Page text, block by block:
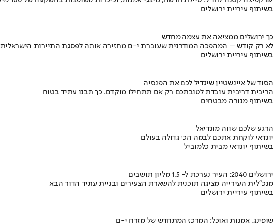
בשיתוף עיריית ירושלים
כך ירושלים ממציאה את עצמה מחדש
לא רק קודש – המהפכה המודרנית שעוברת י-ם מחזירה אותה לפסגת התיירות הישראלית
בשיתוף עיריית ירושלים
הסוד של איינשטיין שיגדיל לכם את הפנסיה
הריבית דריבית עובדת לטובתכם רק אם תתחילו מוקדם. כך תבנו עתיד בטוח
בשיתוף מנורה מבטחים
הרגע שלכם שווה מונדיאל
יונדאי לוקחת אתכם לבמה הכי גדולה בעולם
בשיתוף יונדאי מבית כלמוביל
ירושלים 2040: העיר נערכת ל- 1.5 מליון תושבים
מנכ"לית העירייה מציגה תוכנית להשארת הצעירים ובניית עתיד הדור הבא
בשיתוף עיריית ירושלים
שופינג, אמנות ואוכל: המרכז המתחדש של מזרח י-ם